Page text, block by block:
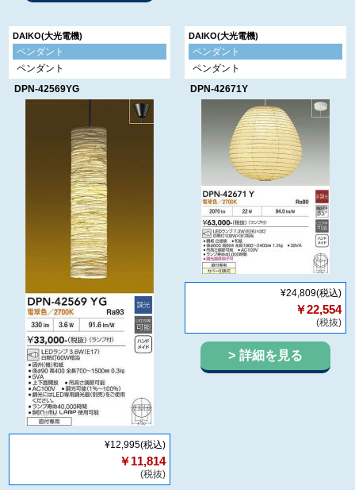
DAIKO(大光電機)
ペンダント
ペンダント
DPN-42569YG
¥12,995(税込)
￥11,814
(税抜)
DAIKO(大光電機)
ペンダント
ペンダント
DPN-42671Y
¥24,809(税込)
￥22,554
(税抜)
詳細を見る